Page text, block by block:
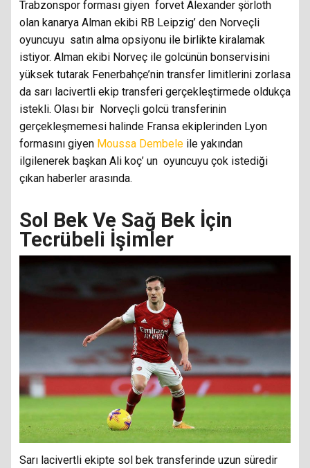
Trabzonspor forması giyen forvet Alexander şörloth
olan kanarya Alman ekibi RB Leipzig’ den Norveçli
oyuncuyu satın alma opsiyonu ile birlikte kiralamak
istiyor. Alman ekibi Norveç ile golcünün bonservisini
yüksek tutarak Fenerbahçe’nin transfer limitlerini zorlasa
da sarı lacivertli ekip transferi gerçekleştirmede oldukça
istekli. Olası bir Norveçli golcü transferinin
gerçekleşmemesi halinde Fransa ekiplerinden Lyon
formasını giyen Moussa Dembele ile yakından
ilgilenerek başkan Ali koç’ un oyuncuyu çok istediği
çıkan haberler arasında.
Sol Bek Ve Sağ Bek İçin
Tecrübeli İşimler
Sarı lacivertli ekipte sol bek transferinde uzun süredir